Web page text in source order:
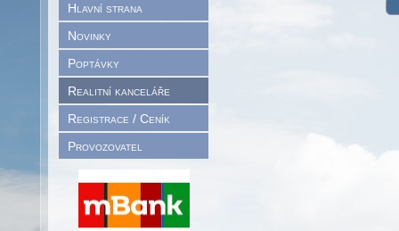
Hlavní strana
Novinky
Poptávky
Realitní kanceláře
Registrace / Ceník
Provozovatel